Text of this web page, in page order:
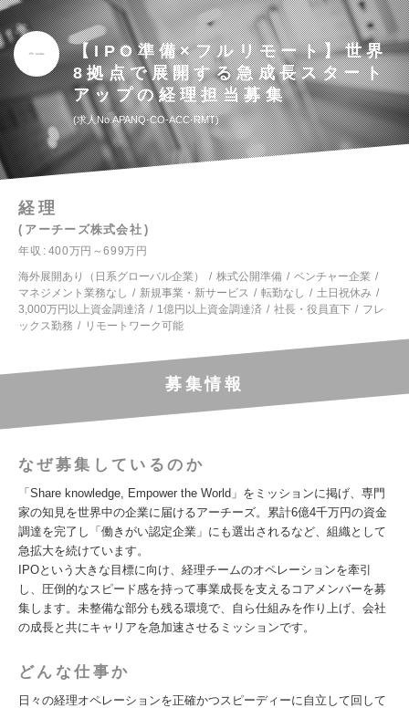
【IPO準備×フルリモート】世界
8拠点で展開する急成長スタート
アップの経理担当募集
求人No.APANQ-CO-ACC-RMT
経理
アーチーズ株式会社
年収
400万円～699万円
海外展開あり（日系グローバル企業）
株式公開準備
ベンチャー企業
マネジメント業務なし
新規事業・新サービス 転勤なし
土日祝休み
3,000万円以上資金調達済
1億円以上資金調達済 社長・役員直下
フレ
ックス勤務
リモートワーク可能
募集情報
なぜ募集しているのか
「Share knowledge, Empower the World」をミッションに掲げ、専門
家の知見を世界中の企業に届けるアーチーズ。累計6億4千万円の資金
調達を完了し「働きがい認定企業」にも選出されるなど、組織として
急拡大を続けています。
IPOという大きな目標に向け、経理チームのオペレーションを牽引
し、圧倒的なスピード感を持って事業成長を支えるコアメンバーを募
集します。未整備な部分も残る環境で、自ら仕組みを作り上げ、会社
の成長と共にキャリアを急加速させるミッションです。
どんな仕事か
日々の経理オペレーションを正確かつスピーディーに自立して回して